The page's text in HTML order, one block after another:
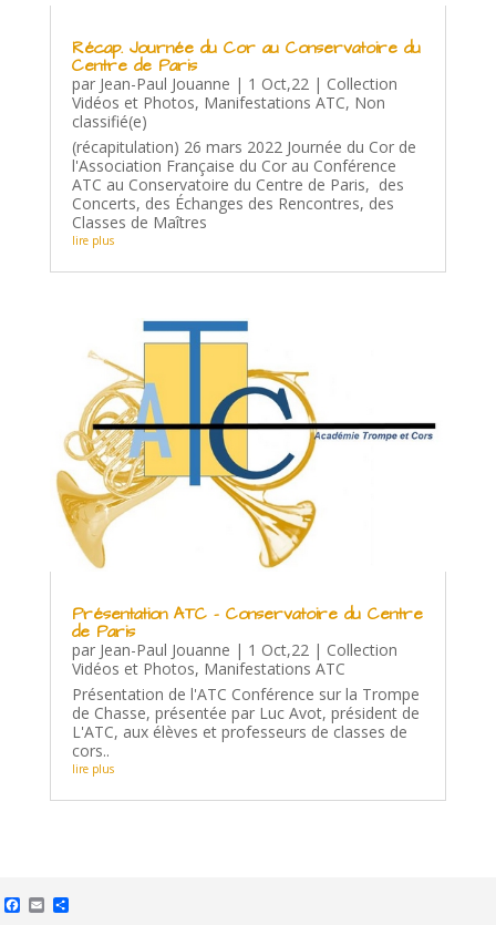
Récap. Journée du Cor au Conservatoire du
Centre de Paris
par Jean-Paul Jouanne | 1 Oct,22| Collection
Vidéos et Photos, Manifestations ATC, Non
classifié(e)
(récapitulation) 26 mars 2022 Journée du Cor de
l'Association Française du Cor au Conférence
ATC au Conservatoire du Centre de Paris, des
Concerts, des Échanges des Rencontres, des
Classes de Maîtres
lire plus
Présentation ATC – Conservatoire du Centre
de Paris
par Jean-Paul Jouanne | 1 Oct,22| Collection
Vidéos et Photos, Manifestations ATC
Présentation de l'ATC Conférence sur la Trompe
de Chasse, présentée par Luc Avot, président de
L'ATC, aux élèves et professeurs de classes de
cors..
lire plus
Facebook
Email